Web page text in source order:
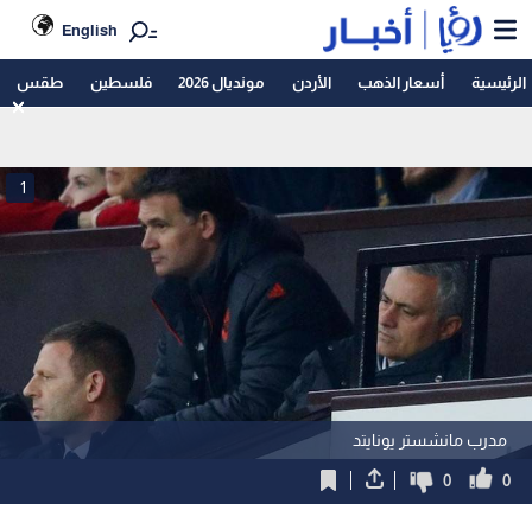
English
الرئيسية أسعار الذهب الأردن مونديال 2026 فلسطين طقس
مدرب مانشستر يونايتد
1
0
0